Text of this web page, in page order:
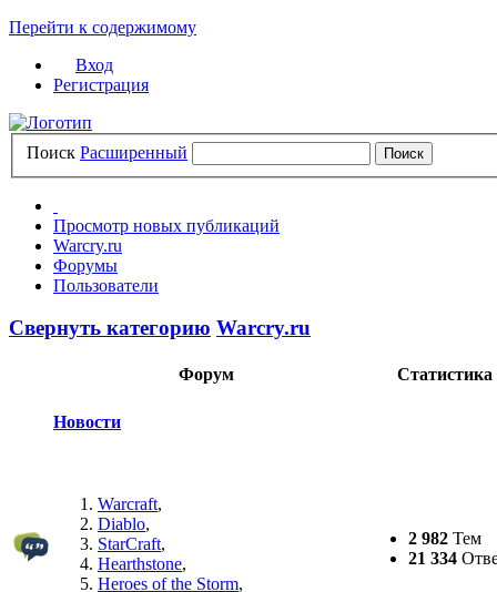
Перейти к содержимому
Вход
Регистрация
Поиск Расширенный
Просмотр новых публикаций
Warcry.ru
Форумы
Пользователи
Свернуть категорию Warcry.ru
Форум Статистика
Новости
Warcraft,
Diablo,
StarCraft,
Hearthstone,
Heroes of the Storm,
2 982 Тем
21 334